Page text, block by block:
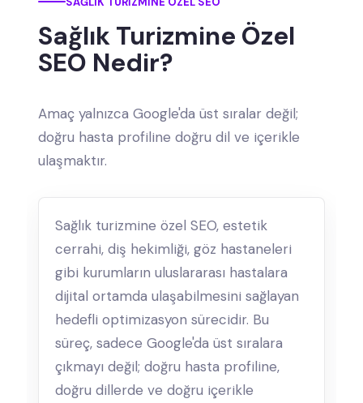
Sağlık Turizmine Özel
SEO Nedir?
Amaç yalnızca Google'da üst sıralar değil;
doğru hasta profiline doğru dil ve içerikle
ulaşmaktır.
Sağlık turizmine özel SEO, estetik
cerrahi, diş hekimliği, göz hastaneleri
gibi kurumların uluslararası hastalara
dijital ortamda ulaşabilmesini sağlayan
hedefli optimizasyon sürecidir. Bu
süreç, sadece Google'da üst sıralara
çıkmayı değil; doğru hasta profiline,
doğru dillerde ve doğru içerikle